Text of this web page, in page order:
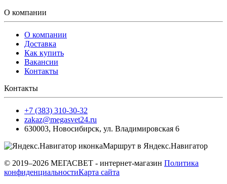
О компании
О компании
Доставка
Как купить
Вакансии
Контакты
Контакты
+7 (383) 310-30-32
zakaz@megasvet24.ru
630003, Новосибирск, ул. Владимировская 6
Маршрут в Яндекс.Навигатор
© 2019–2026 МЕГАСВЕТ - интернет-магазин Политика
конфиденциальностиКарта сайта